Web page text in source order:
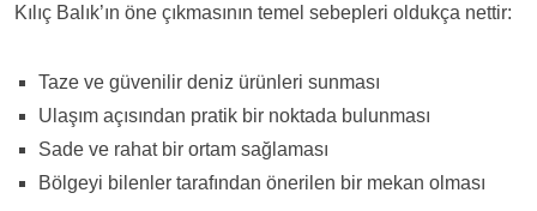
Kılıç Balık’ın öne çıkmasının temel sebepleri oldukça nettir:
Taze ve güvenilir deniz ürünleri sunması
Ulaşım açısından pratik bir noktada bulunması
Sade ve rahat bir ortam sağlaması
Bölgeyi bilenler tarafından önerilen bir mekan olması